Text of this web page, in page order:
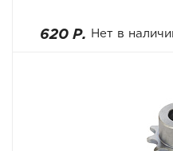
620 Р. Нет в